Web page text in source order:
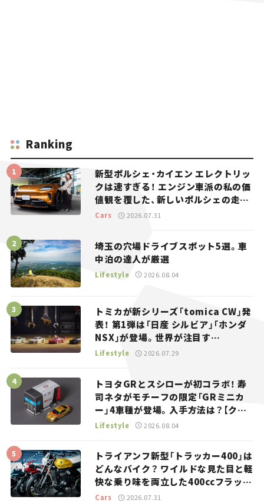
Ranking
新型ポルシェ・カイエン エレクトリッ
クは速すぎる！ エンジン車派の私の価
値観を覆した、新しいポルシェの走
り。
Cars 2026.07.31
埼玉の穴場ドライブスポット5選。車
中泊の達人が厳選
Lifestyle 2026.08.04
トミカが新シリーズ「tomica CW」発
表！ 第1弾は「日産 シルビア」「ホンダ
NSX」が登場。世界が注目す
る“JDM”に焦点【クルマとホビー】
Lifestyle 2026.07.29
トヨタGRとスシローが初コラボ！ 寿
司ネタがモチーフの限定「GRミニカ
ー」4車種が登場。入手方法は？【クル
マとホビー】
Lifestyle 2026.08.04
トライアンフ新型「トラッカー400」は
どんなバイク？ ワイルドな見た目と軽
快な乗り味を両立した400ccフラット
トラッカー【試乗レビュー】
Cars 2026.07.31